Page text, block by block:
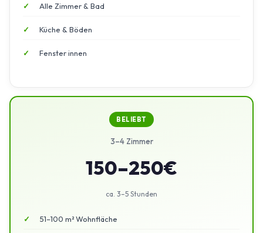
Alle Zimmer & Bad
Küche & Böden
Fenster innen
BELIEBT
3–4 Zimmer
150–250€
ca. 3–5 Stunden
51–100 m² Wohnfläche